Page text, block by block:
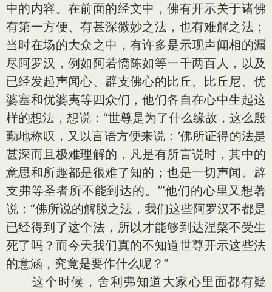
中的内容。在前面的经文中，佛有开示关于诸佛
有第一方便、有甚深微妙之法，也有难解之法；
当时在场的大众之中，有许多是示现声闻相的漏
尽阿罗汉，例如阿若憍陈如等一千两百人，以及
已经发起声闻心、辟支佛心的比丘、比丘尼、优
婆塞和优婆夷等四众们，他们各自在心中生起这
样的想法，想说：“世尊是为了什么缘故，这么殷
勤地称叹，又以言语方便来说：‘佛所证得的法是
甚深而且极难理解的，凡是有所言说时，其中的
意思和所趣都是很难了知的；也是一切声闻、辟
支弗等圣者所不能到达的。’”他们的心里又想著
说：“佛所说的解脱之法，我们这些阿罗汉不都是
已经得到了这个法，所以才能够到达涅槃不受生
死了吗？而今天我们真的不知道世尊开示这些法
的意涵，究竟是要作什么呢？”
这个时候，舍利弗知道大家心里面都有疑